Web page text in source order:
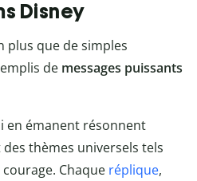
Disney
plus que de simples
de messages puissants
en émanent résonnent
thèmes universels tels
courage. Chaque réplique,